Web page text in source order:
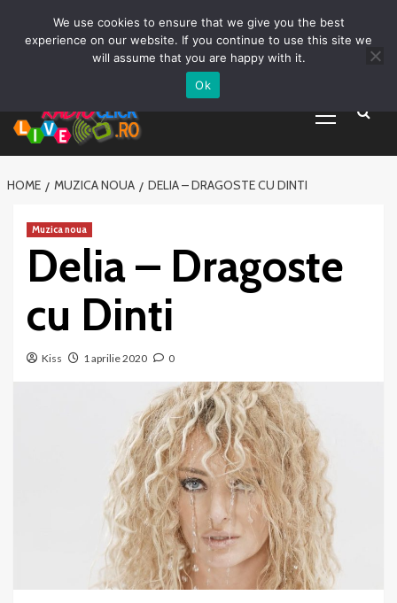
Promovare Artisti noi
Vrei sa fii DJ?
Menu
HOME MUZICA NOUA DELIA – DRAGOSTE CU DINTI
Muzica noua
Delia – Dragoste
cu Dinti
Kiss 1 aprilie 2020 0
We use cookies to ensure that we give you the best
experience on our website. If you continue to use this site we
will assume that you are happy with it.
Ok